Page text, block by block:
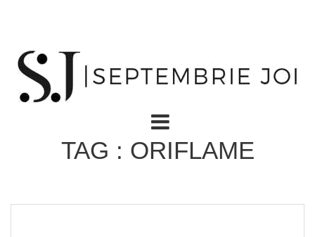
TAG : ORIFLAME